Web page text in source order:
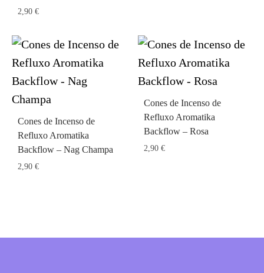
2,90 €
Cones de Incenso de
Refluxo Aromatika
Backflow – Nag Champa
2,90 €
Cones de Incenso de
Refluxo Aromatika
Backflow – Rosa
2,90 €